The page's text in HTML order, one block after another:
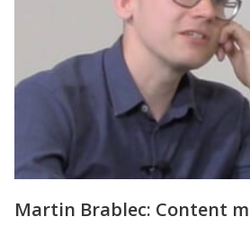
Martin Brablec: Content